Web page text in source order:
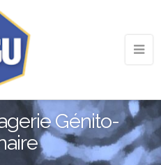
Génito-